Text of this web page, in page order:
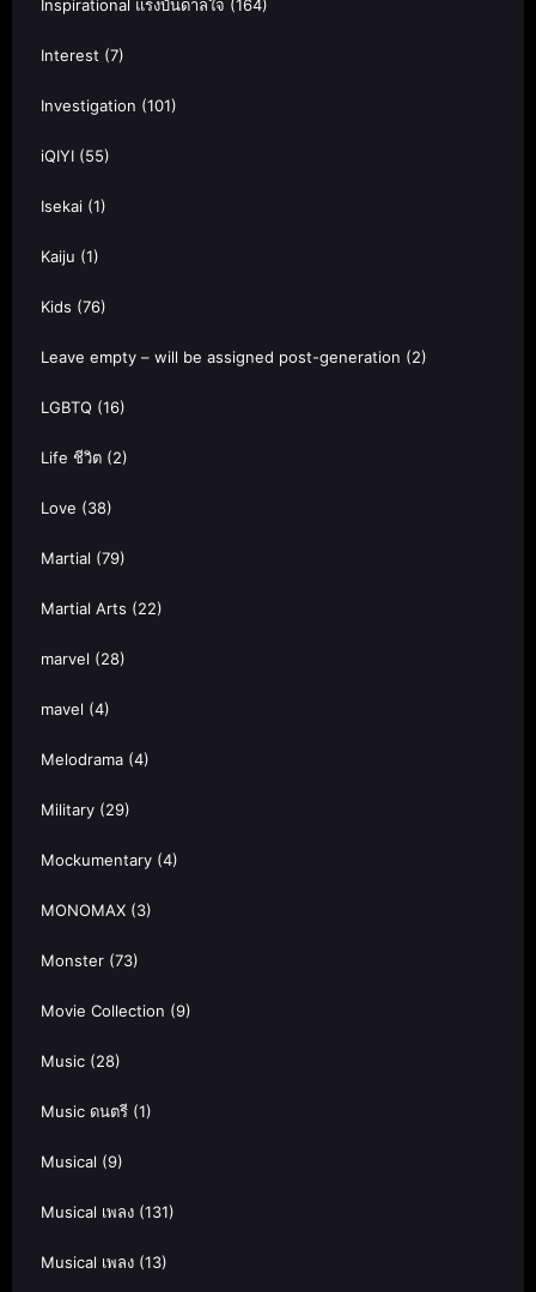
Inspirational แรงบันดาลใจ (164)
Interest (7)
Investigation (101)
iQIYI (55)
Isekai (1)
Kaiju (1)
Kids (76)
Leave empty – will be assigned post-generation (2)
LGBTQ (16)
Life ชีวิต (2)
Love (38)
Martial (79)
Martial Arts (22)
marvel (28)
mavel (4)
Melodrama (4)
Military (29)
Mockumentary (4)
MONOMAX (3)
Monster (73)
Movie Collection (9)
Music (28)
Music ดนตรี (1)
Musical (9)
Musical เพลง (131)
Musical เพลง (13)